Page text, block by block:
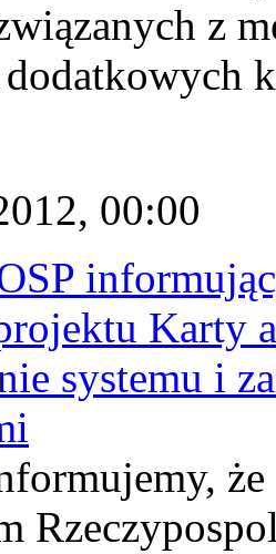
z
00:00
Karty
systemu i